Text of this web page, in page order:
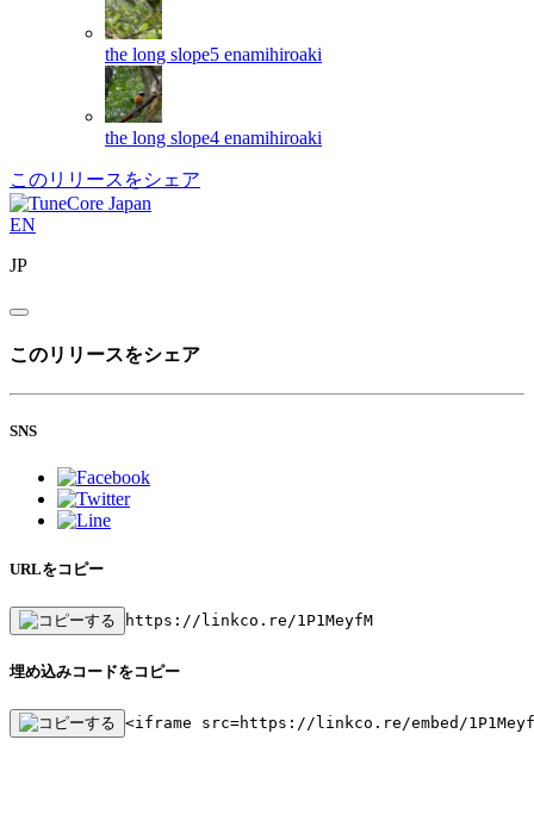
the long slope5 enamihiroaki
the long slope4 enamihiroaki
このリリースをシェア
EN
JP
このリリースをシェア
SNS
URLをコピー
https://linkco.re/1P1MeyfM
埋め込みコードをコピー
<iframe src=https://linkco.re/embed/